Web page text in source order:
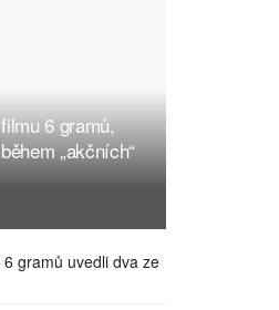
6 gramů,
„akčních“
gramů uvedli dva ze